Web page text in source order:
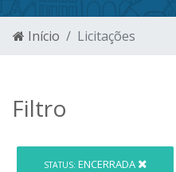
Início Licitações
Filtro
STATUS: ENCERRADA